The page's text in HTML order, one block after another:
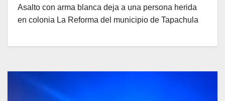
Asalto con arma blanca deja a una persona herida
en colonia La Reforma del municipio de Tapachula